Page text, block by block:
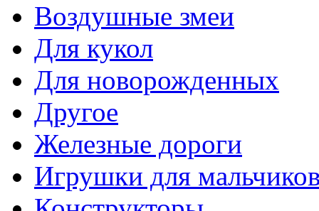
Воздушные змеи
Для кукол
Для новорожденных
Другое
Железные дороги
Игрушки для